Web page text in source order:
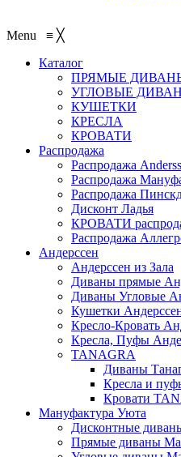
Menu ≡ ╳
Каталог
ПРЯМЫЕ
УГЛОВЫЕ
КУШЕТКИ
КРЕСЛА
КРОВАТИ
Распродажа
Распродажа
Распродажа
Распродажа
Дисконт Ладья
КРОВАТИ
Распродажа
Андерссен
Андерсcен из Зала
Диваны прямые
Диваны Угловые
Кушетки
Кресло-Кровать
Кресла, Пуфы
TANAGRA
Диваны
Кресла и
Кровати
Мануфактура Уюта
Дисконтные
Прямые диваны